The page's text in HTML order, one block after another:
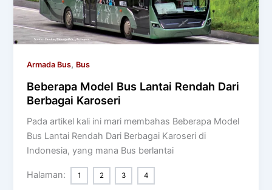
Armada Bus, Bus
Beberapa Model Bus Lantai Rendah Dari
Berbagai Karoseri
Pada artikel kali ini mari membahas Beberapa Model
Bus Lantai Rendah Dari Berbagai Karoseri di
Indonesia, yang mana Bus berlantai
Halaman: 1 2 3 4